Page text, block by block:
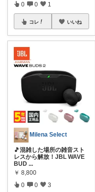
0 0 1
コレ いいね
Milena Select
🎵混雑した場所の雑音スト
レスから解放！JBL WAVE
BUD ...
￥ 8,800
0 0 3